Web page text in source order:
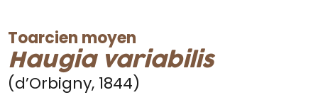
Toarcien moyen
Haugia variabilis
(d’Orbigny, 1844)